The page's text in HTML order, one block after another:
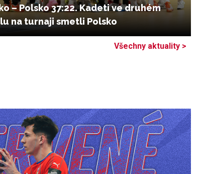
– Polsko 37:22. Kadeti ve druhém
na turnaji smetli Polsko
Všechny aktuality >